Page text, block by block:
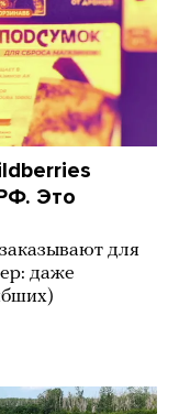
Это
для
даже